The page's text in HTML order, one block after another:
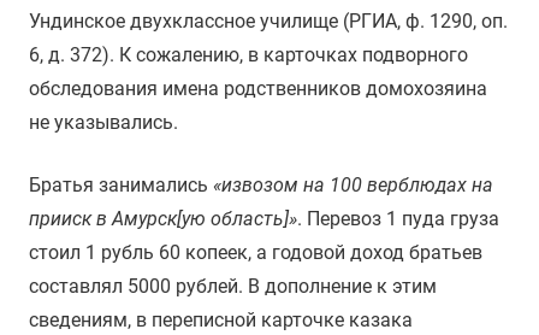
Ундинское двухклассное училище (РГИА, ф. 1290, оп.
6, д. 372). К сожалению, в карточках подворного
обследования имена родственников домохозяина
не указывались.
Братья занимались «извозом на 100 верблюдах на
прииск в Амурск[ую область]». Перевоз 1 пуда груза
стоил 1 рубль 60 копеек, а годовой доход братьев
составлял 5000 рублей. В дополнение к этим
сведениям, в переписной карточке казака